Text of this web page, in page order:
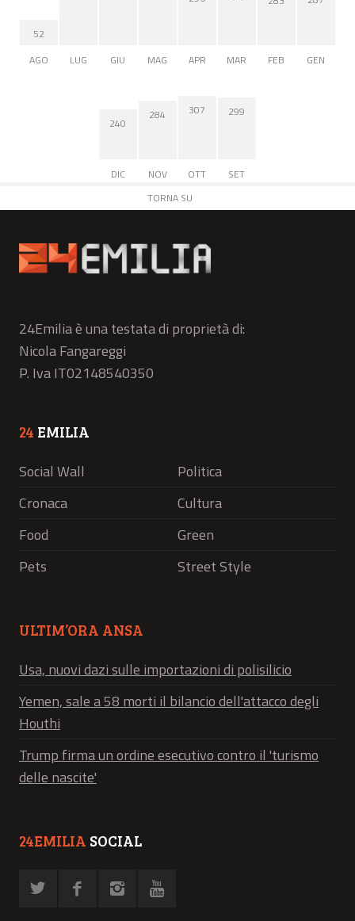
52
AGO
LUG GIU MAG APR MAR FEB GEN
240
DIC
284
NOV
307
OTT
299
SET
TORNA SU
24Emilia è una testata di proprietà di:
Nicola Fangareggi
P. Iva IT02148540350
24 EMILIA
Social Wall
Politica
Cronaca
Cultura
Food
Green
Pets
Street Style
ULTIM’ORA ANSA
Usa, nuovi dazi sulle importazioni di polisilicio
Yemen, sale a 58 morti il bilancio dell'attacco degli
Houthi
Trump firma un ordine esecutivo contro il 'turismo
delle nascite'
24EMILIA SOCIAL